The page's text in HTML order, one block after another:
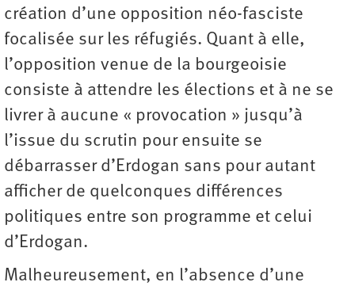
création d’une opposition néo-fasciste
focalisée sur les réfugiés. Quant à elle,
l’opposition venue de la bourgeoisie
consiste à attendre les élections et à ne se
livrer à aucune « provocation » jusqu’à
l’issue du scrutin pour ensuite se
débarrasser d’Erdogan sans pour autant
afficher de quelconques différences
politiques entre son programme et celui
d’Erdogan.
Malheureusement, en l’absence d’une